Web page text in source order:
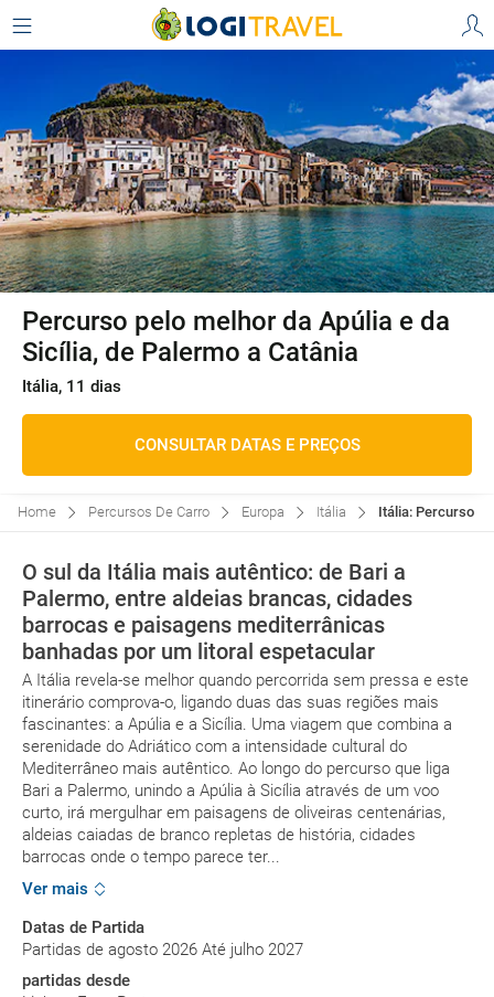
Percurso pelo melhor da Apúlia e da
Sicília, de Palermo a Catânia
Itália, 11 dias
CONSULTAR DATAS E PREÇOS
Home Percursos De Carro Europa Itália Itália: Percurso
O sul da Itália mais autêntico: de Bari a
Palermo, entre aldeias brancas, cidades
barrocas e paisagens mediterrânicas
banhadas por um litoral espetacular
A Itália revela-se melhor quando percorrida sem pressa e este
itinerário comprova-o, ligando duas das suas regiões mais
fascinantes: a Apúlia e a Sicília. Uma viagem que combina a
serenidade do Adriático com a intensidade cultural do
Mediterrâneo mais autêntico. Ao longo do percurso que liga
Bari a Palermo, unindo a Apúlia à Sicília através de um voo
curto, irá mergulhar em paisagens de oliveiras centenárias,
aldeias caiadas de branco repletas de história, cidades
barrocas onde o tempo parece ter...
Ver mais
Datas de Partida
Partidas de agosto 2026 Até julho 2027
partidas desde